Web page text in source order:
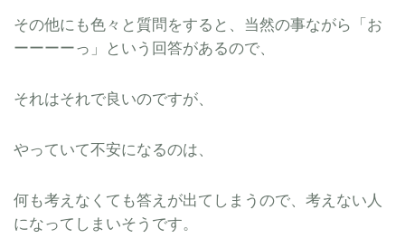
その他にも色々と質問をすると、当然の事ながら「お
ーーーーっ」という回答があるので、
それはそれで良いのですが、
やっていて不安になるのは、
何も考えなくても答えが出てしまうので、考えない人
になってしまいそうです。